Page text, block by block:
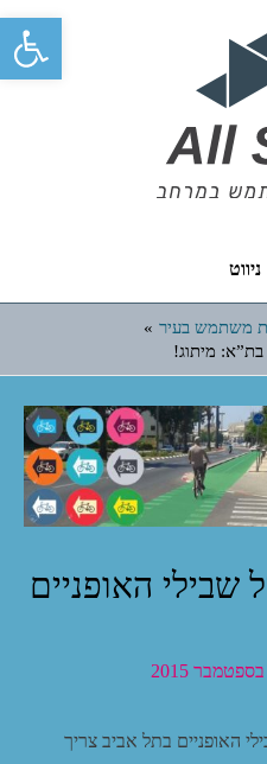
פתח
ניווט
משתמש בעיר
בת”א: מיתוג!
שבילי האופניים
האופניים בתל אביב צריך